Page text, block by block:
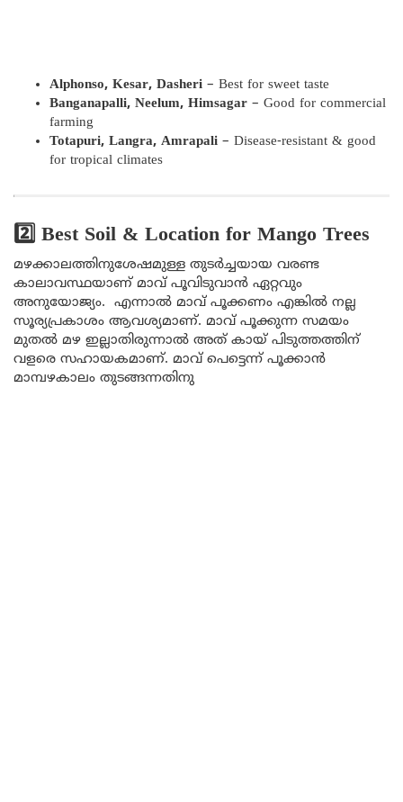
Alphonso, Kesar, Dasheri – Best for sweet taste
Banganapalli, Neelum, Himsagar – Good for commercial
farming
Totapuri, Langra, Amrapali – Disease-resistant & good
for tropical climates
2️⃣ Best Soil & Location for Mango Trees
മഴക്കാലത്തിനുശേഷമുള്ള തുടർച്ചയായ വരണ്ട
കാലാവസ്ഥയാണ്‌ മാവ്‌​ പൂവിടുവാൻ​ ഏറ്റവും
അനുയോജ്യം. ​ എന്നാൽ മാവ് പൂക്കണം എങ്കിൽ നല്ല
സൂര്യപ്രകാശം ആവശ്യമാണ്. മാവ്‌ പൂക്കുന്ന സമയം
മുതൽ മഴ ഇല്ലാതിരുന്നാൽ അത്‌ കായ്‌ പിടുത്തത്തിന്‌
വളരെ സഹായകമാണ്‌. മാവ് പെട്ടെന്ന് പൂക്കാൻ
മാമ്പഴകാലം തുടങ്ങന്നതിനു